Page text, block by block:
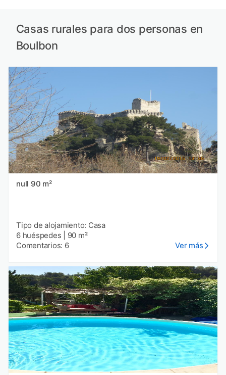
Casas rurales para dos personas en
Boulbon
null 90 m²
Tipo de alojamiento: Casa
6 huéspedes
90 m²
Comentarios: 6
Ver más